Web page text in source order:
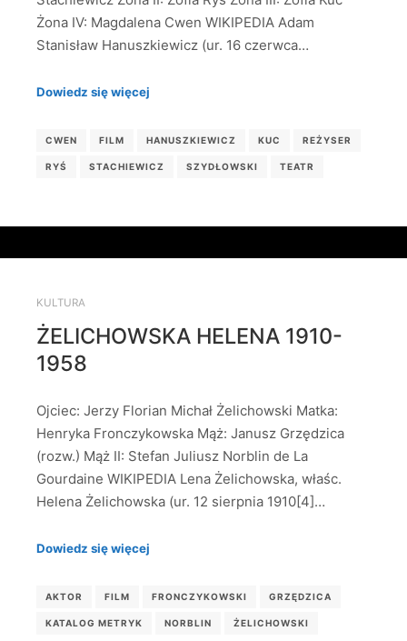
Żona IV: Magdalena Cwen WIKIPEDIA Adam
Stanisław Hanuszkiewicz (ur. 16 czerwca…
Dowiedz się więcej
CWEN FILM HANUSZKIEWICZ KUC REŻYSER
RYŚ STACHIEWICZ SZYDŁOWSKI TEATR
KULTURA
ŻELICHOWSKA HELENA 1910-
1958
Ojciec: Jerzy Florian Michał Żelichowski Matka:
Henryka Fronczykowska Mąż: Janusz Grzędzica
(rozw.) Mąż II: Stefan Juliusz Norblin de La
Gourdaine WIKIPEDIA Lena Żelichowska, właśc.
Helena Żelichowska (ur. 12 sierpnia 1910[4]…
Dowiedz się więcej
AKTOR FILM FRONCZYKOWSKI GRZĘDZICA
KATALOG METRYK NORBLIN ŻELICHOWSKI